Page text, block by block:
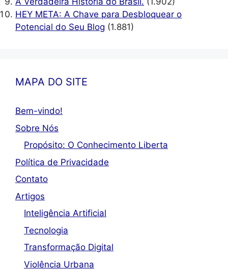
HEY META: A Chave para Desbloquear o
Potencial do Seu Blog (1.881)
MAPA DO SITE
Bem-vindo!
Sobre Nós
Propósito: O Conhecimento Liberta
Política de Privacidade
Contato
Artigos
Inteligência Artificial
Tecnologia
Transformação Digital
Violência Urbana